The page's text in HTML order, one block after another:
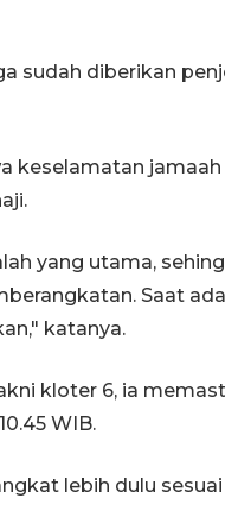
sudah diberikan
keselamatan
yang utama,
Saat
katanya.
kloter 6, ia
WIB.
lebih dulu